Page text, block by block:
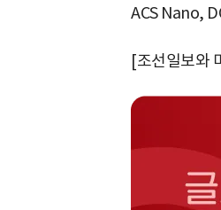
ACS Nano,
[조선일보와